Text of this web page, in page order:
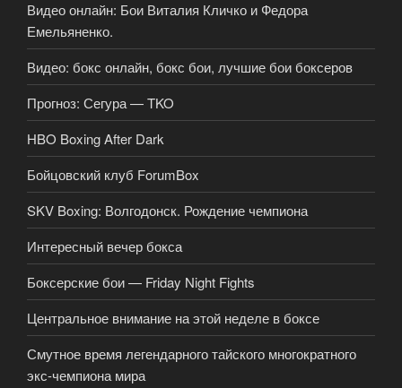
Видео онлайн: Бои Виталия Кличко и Федора
Емельяненко.
Видео: бокс онлайн, бокс бои, лучшие бои боксеров
Прогноз: Сегура — TKO
HBO Boxing After Dark
Бойцовский клуб ForumBox
SKV Boxing: Волгодонск. Рождение чемпиона
Интересный вечер бокса
Боксерские бои — Friday Night Fights
Центральное внимание на этой неделе в боксе
Смутное время легендарного тайского многократного
экс-чемпиона мира